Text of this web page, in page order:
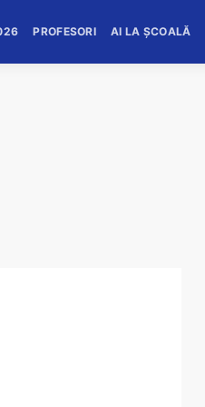
PROFESORI AI LA ȘCOALĂ